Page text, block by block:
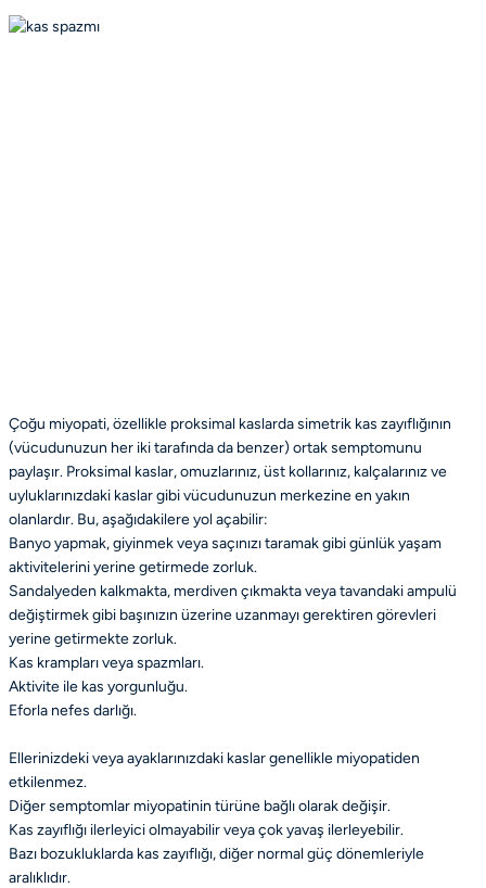
Çoğu miyopati, özellikle proksimal kaslarda simetrik kas zayıflığının
(vücudunuzun her iki tarafında da benzer) ortak semptomunu
paylaşır. Proksimal kaslar, omuzlarınız, üst kollarınız, kalçalarınız ve
uyluklarınızdaki kaslar gibi vücudunuzun merkezine en yakın
olanlardır. Bu, aşağıdakilere yol açabilir:
Banyo yapmak, giyinmek veya saçınızı taramak gibi günlük yaşam
aktivitelerini yerine getirmede zorluk.
Sandalyeden kalkmakta, merdiven çıkmakta veya tavandaki ampulü
değiştirmek gibi başınızın üzerine uzanmayı gerektiren görevleri
yerine getirmekte zorluk.
Kas krampları veya spazmları.
Aktivite ile kas yorgunluğu.
Eforla nefes darlığı.
Ellerinizdeki veya ayaklarınızdaki kaslar genellikle miyopatiden
etkilenmez.
Diğer semptomlar miyopatinin türüne bağlı olarak değişir.
Kas zayıflığı ilerleyici olmayabilir veya çok yavaş ilerleyebilir.
Bazı bozukluklarda kas zayıflığı, diğer normal güç dönemleriyle
aralıklıdır.